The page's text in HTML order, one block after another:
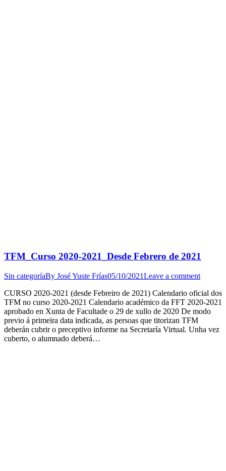
TFM_Curso 2020-2021_Desde Febrero de 2021
Sin categoríaBy José Yuste Frías05/10/2021Leave a comment
CURSO 2020-2021 (desde Febreiro de 2021) Calendario oficial dos
TFM no curso 2020-2021 Calendario académico da FFT 2020-2021
aprobado en Xunta de Facultade o 29 de xullo de 2020 De modo
previo á primeira data indicada, as persoas que titorizan TFM
deberán cubrir o preceptivo informe na Secretaría Virtual. Unha vez
cuberto, o alumnado deberá…